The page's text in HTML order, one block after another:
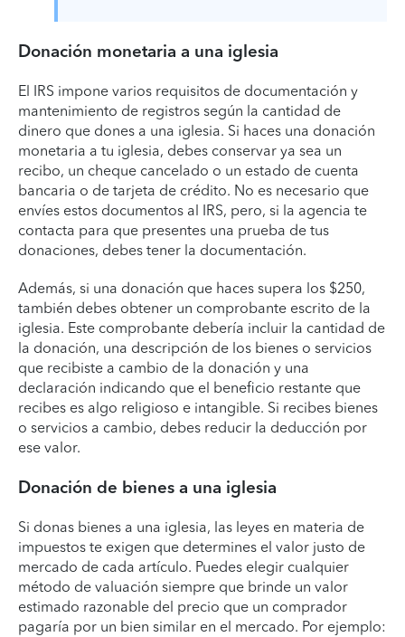
Donación monetaria a una iglesia
El IRS impone varios requisitos de documentación y
mantenimiento de registros según la cantidad de
dinero que dones a una iglesia. Si haces una donación
monetaria a tu iglesia, debes conservar ya sea un
recibo, un cheque cancelado o un estado de cuenta
bancaria o de tarjeta de crédito. No es necesario que
envíes estos documentos al IRS, pero, si la agencia te
contacta para que presentes una prueba de tus
donaciones, debes tener la documentación.
Además, si una donación que haces supera los $250,
también debes obtener un comprobante escrito de la
iglesia. Este comprobante debería incluir la cantidad de
la donación, una descripción de los bienes o servicios
que recibiste a cambio de la donación y una
declaración indicando que el beneficio restante que
recibes es algo religioso e intangible. Si recibes bienes
o servicios a cambio, debes reducir la deducción por
ese valor.
Donación de bienes a una iglesia
Si donas bienes a una iglesia, las leyes en materia de
impuestos te exigen que determines el valor justo de
mercado de cada artículo. Puedes elegir cualquier
método de valuación siempre que brinde un valor
estimado razonable del precio que un comprador
pagaría por un bien similar en el mercado. Por ejemplo: